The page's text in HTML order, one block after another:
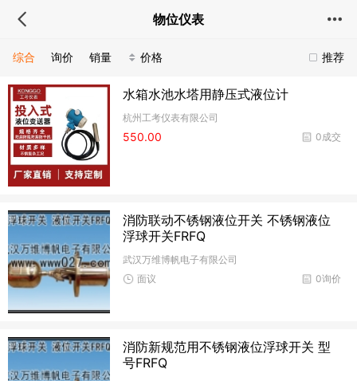
物位仪表
推荐
综合 询价 销量 价格
水箱水池水塔用静压式液位计
杭州工考仪表有限公司
0成交
550.00
消防联动不锈钢液位开关 不锈钢液位
浮球开关FRFQ
武汉万维博帆电子有限公司
0询价
面议
消防新规范用不锈钢液位浮球开关 型
号FRFQ